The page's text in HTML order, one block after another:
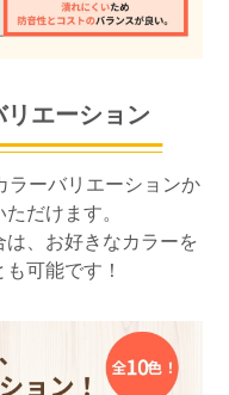
エーション
ラーバリエーションか
だけます。
、お好きなカラーを
可能です！